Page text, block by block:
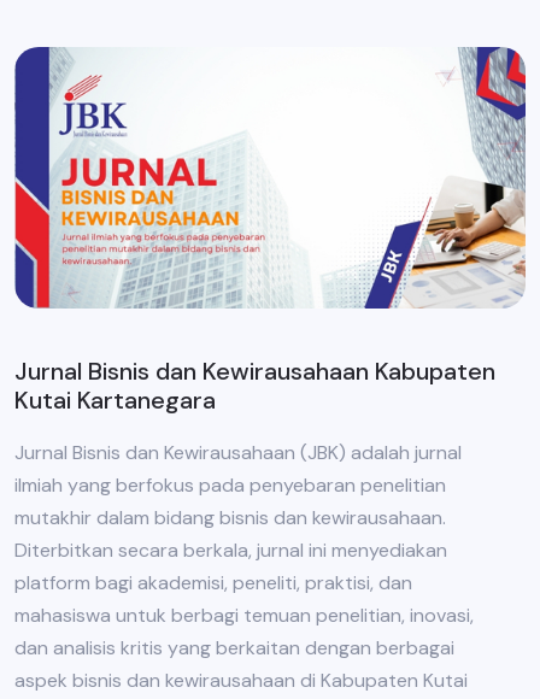
Jurnal Bisnis dan Kewirausahaan Kabupaten
Kutai Kartanegara
Jurnal Bisnis dan Kewirausahaan (JBK) adalah jurnal
ilmiah yang berfokus pada penyebaran penelitian
mutakhir dalam bidang bisnis dan kewirausahaan.
Diterbitkan secara berkala, jurnal ini menyediakan
platform bagi akademisi, peneliti, praktisi, dan
mahasiswa untuk berbagi temuan penelitian, inovasi,
dan analisis kritis yang berkaitan dengan berbagai
aspek bisnis dan kewirausahaan di Kabupaten Kutai